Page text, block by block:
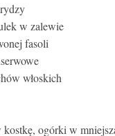
w zalewie
fasoli
włoskich
ogórki w